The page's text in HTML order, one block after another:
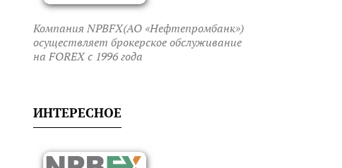
Компания NPBFX(АО «Нефтепромбанк»)
осуществляет брокерское обслуживание
на FOREX c 1996 года
ИНТЕРЕСНОЕ